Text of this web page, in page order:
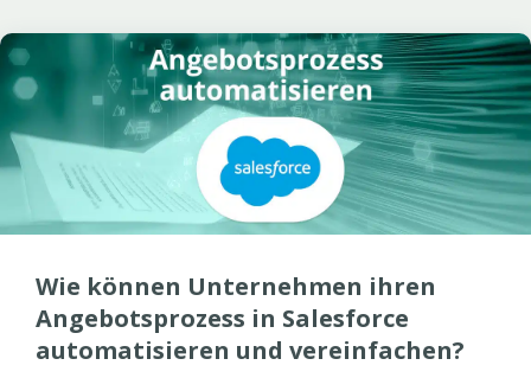
Wie können Unternehmen ihren
Angebotsprozess in Salesforce
automatisieren und vereinfachen?